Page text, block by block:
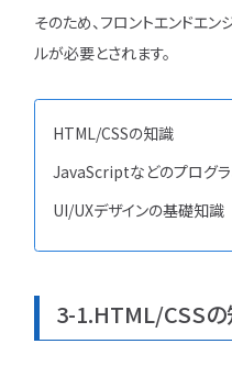
そのため、フロントエンドエ
ルが必要とされます。
HTML/CSSの知識
JavaScriptなどのプログラ
UI/UXデザインの基礎知識
3-1.HTML/CSS